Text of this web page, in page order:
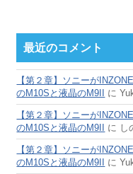
最近のコメント
【第２章】ソニーが
のM10Sと液晶のM9II
に
【第２章】ソニーが
のM10Sと液晶のM9II
に し
【第２章】ソニーが
のM10Sと液晶のM9II
に